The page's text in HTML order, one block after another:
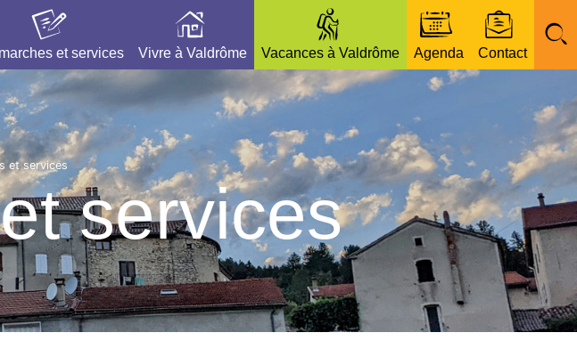
et services Vivre à Valdrôme Vacances à Valdrôme Agenda Contact
et services
services